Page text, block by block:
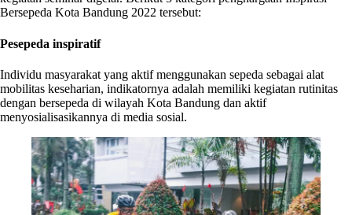
Bersepeda Kota Bandung 2022 tersebut:
Pesepeda inspiratif
Individu masyarakat yang aktif menggunakan sepeda sebagai alat
mobilitas keseharian, indikatornya adalah memiliki kegiatan rutinitas
dengan bersepeda di wilayah Kota Bandung dan aktif
menyosialisasikannya di media sosial.